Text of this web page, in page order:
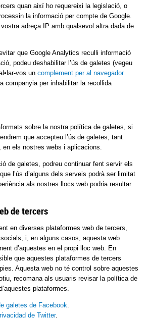
quan així ho requereixi la legislació, o
la informació per compte de Google.
adreça IP amb qualsevol altra dada de
que Google Analytics reculli informació
podeu deshabilitar l’ús de galetes (vegeu
vos un complement per al navegador
companyia per inhabilitar la recollida
sobre la nostra política de galetes, si
que accepteu l’ús de galetes, tant
els nostres webs i aplicacions.
de galetes, podreu continuar fent servir els
l’ús d’alguns dels serveis podrà ser limitat
als nostres llocs web podria resultar
de tercers
en diverses plataformes web de tercers,
i, en alguns casos, aquesta web
d’aquestes en el propi lloc web. En
que aquestes plataformes de tercers
Aquesta web no té control sobre aquestes
recomana als usuaris revisar la política de
plataformes.
galetes de Facebook
de Twitter.